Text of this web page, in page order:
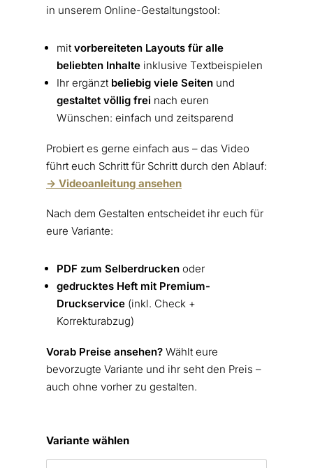
in unserem Online-Gestaltungstool:
mit vorbereiteten Layouts für alle
beliebten Inhalteinklusive Textbeispielen
Ihr ergänzt beliebig viele Seitenund
gestaltet völlig frei nach euren
Wünschen: einfach und zeitsparend
Probiert es gerne einfach aus – das Video
führt euch Schritt für Schritt durch den Ablauf:
-> Videoanleitung ansehen
Nach dem Gestalten entscheidet ihr euch für
eure Variante:
PDF zum Selberdruckenoder
gedrucktes Heft mit Premium-
Druckservice(inkl. Check +
Korrekturabzug)
Vorab Preise ansehen?Wählt eure
bevorzugte Variante und ihr seht den Preis –
auch ohne vorher zu gestalten.
Variante wählen